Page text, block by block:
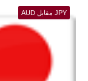
JPY مقابل AUD